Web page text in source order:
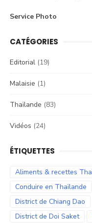
Service Photo
CATÉGORIES
Editorial (19)
Malaisie (1)
Thaïlande (83)
Vidéos (24)
ÉTIQUETTES
Aliments & recettes
Conduire en Thaïlande
District de Chiang Dao
District de Doi Saket